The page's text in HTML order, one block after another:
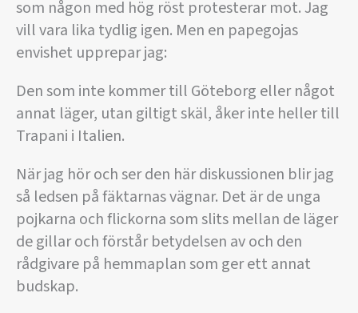
som någon med hög röst protesterar mot. Jag
vill vara lika tydlig igen. Men en papegojas
envishet upprepar jag:
Den som inte kommer till Göteborg eller något
annat läger, utan giltigt skäl, åker inte heller till
Trapani i Italien.
När jag hör och ser den här diskussionen blir jag
så ledsen på fäktarnas vägnar. Det är de unga
pojkarna och flickorna som slits mellan de läger
de gillar och förstår betydelsen av och den
rådgivare på hemmaplan som ger ett annat
budskap.